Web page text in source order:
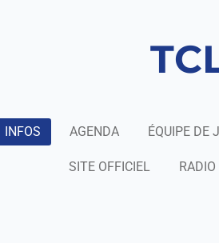
INFOS AGENDA ÉQUIPE DE
SITE OFFICIEL